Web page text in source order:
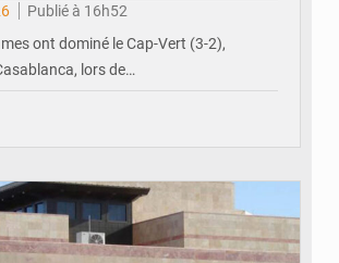
Publié à 16h52
ont dominé le Cap-Vert (3-2),
lors de…